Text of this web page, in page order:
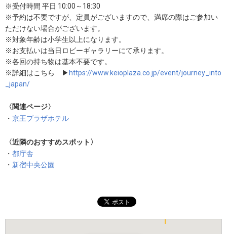
※受付時間 平日 10:00～18:30
※予約は不要ですが、定員がございますので、満席の際はご参加い
ただけない場合がございます。
※対象年齢は小学生以上になります。
※お支払いは当日ロビーギャラリーにて承ります。
※各回の持ち物は基本不要です。
※詳細はこちら ▶ https://www.keioplaza.co.jp/event/journey_into
_japan/
〈関連ページ〉
・ 京王プラザホテル
〈近隣のおすすめスポット〉
・ 都庁舎
・ 新宿中央公園